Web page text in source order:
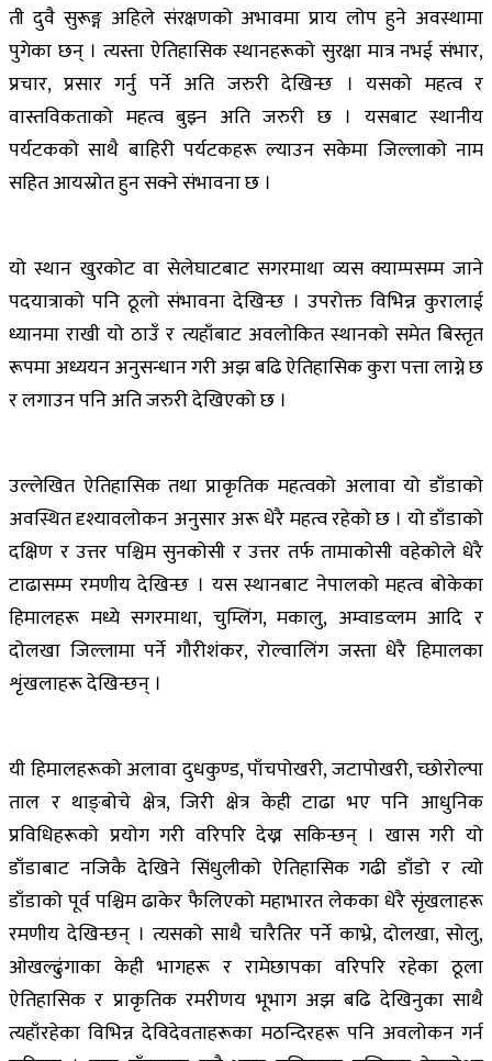
ती दुवै सुरूङ्ग अहिले संरक्षणको अभावमा प्राय लोप हुने अवस्थामा
पुगेका छन् । त्यस्ता ऐतिहासिक स्थानहरूको सुरक्षा मात्र नभई संभार,
प्रचार, प्रसार गर्नु पर्ने अति जरुरी देखिन्छ । यसको महत्व र
वास्तविकताको महत्व बुझ्न अति जरुरी छ । यसबाट स्थानीय
पर्यटकको साथै बाहिरी पर्यटकहरू ल्याउन सकेमा जिल्लाको नाम
सहित आयस्रोत हुन सक्ने संभावना छ ।
यो स्थान खुरकोट वा सेलेघाटबाट सगरमाथा व्यस क्याम्पसम्म जाने
पदयात्राको पनि ठूलो संभावना देखिन्छ । उपरोक्त विभिन्न कुरालाई
ध्यानमा राखी यो ठाउँ र त्यहाँबाट अवलोकित स्थानको समेत बिस्तृत
रूपमा अध्ययन अनुसन्धान गरी अझ बढि ऐतिहासिक कुरा पत्ता लाग्ने छ
र लगाउन पनि अति जरुरी देखिएको छ ।
उल्लेखित ऐतिहासिक तथा प्राकृतिक महत्वको अलावा यो डाँडाको
अवस्थित दृश्यावलोकन अनुसार अरू धेरै महत्व रहेको छ । यो डाँडाको
दक्षिण र उत्तर पश्चिम सुनकोसी र उत्तर तर्फ तामाकोसी वहेकोले धेरै
टाढासम्म रमणीय देखिन्छ । यस स्थानबाट नेपालको महत्व बोकेका
हिमालहरू मध्ये सगरमाथा, चुम्लिंग, मकालु, अम्वाडव्लम आदि र
दोलखा जिल्लामा पर्ने गौरीशंकर, रोल्वालिंग जस्ता धेरै हिमालका
शृंखलाहरू देखिन्छन् ।
यी हिमालहरूको अलावा दुधकुण्ड, पाँचपोखरी, जटापोखरी, च्छोरोल्पा
ताल र थाङ्बोचे क्षेत्र, जिरी क्षेत्र केही टाढा भए पनि आधुनिक
प्रविधिहरूको प्रयोग गरी वरिपरि देख्न सकिन्छन् । खास गरी यो
डाँडाबाट नजिकै देखिने सिंधुलीको ऐतिहासिक गढी डाँडो र त्यो
डाँडाको पूर्व पश्चिम ढाकेर फैलिएको महाभारत लेकका धेरै सृंखलाहरू
रमणीय देखिन्छन् । त्यसको साथै चारैतिर पर्ने काभ्रे, दोलखा, सोलु,
ओखल्ढुंगाका केही भागहरू र रामेछापका वरिपरि रहेका ठूला
ऐतिहासिक र प्राकृतिक रमरीणय भूभाग अझ बढि देखिनुका साथै
त्यहाँरहेका विभिन्न देविदेवताहरूका मठन्दिरहरू पनि अवलोकन गर्न